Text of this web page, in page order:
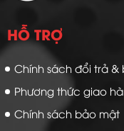
HỖ TRỢ
Chính sách đổi trả &
Phương thức giao
Chính sách bảo mật